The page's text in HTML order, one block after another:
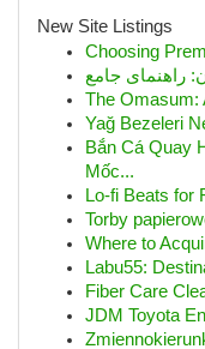
New Site Listings
Choosing
راهنمای جامع
The Omasum:
Yağ Bezeleri
Bắn Cá Quay
Mốc...
Lo-fi Beats for
Torby
Where to
Labu55:
Fiber Care
JDM Toyota